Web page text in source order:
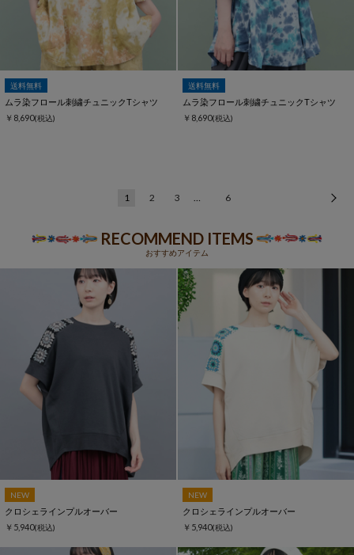
送料無料
ムラ染フロール刺繍チュニックTシャツ
￥8,690(税込)
送料無料
ムラ染フロール刺繍チュニックTシャツ
￥8,690(税込)
1 2 3 6
RECOMMEND ITEMS
おすすめアイテム
NEW
クロシェラインプルオーバー
￥5,940(税込)
NEW
クロシェラインプルオーバー
￥5,940(税込)